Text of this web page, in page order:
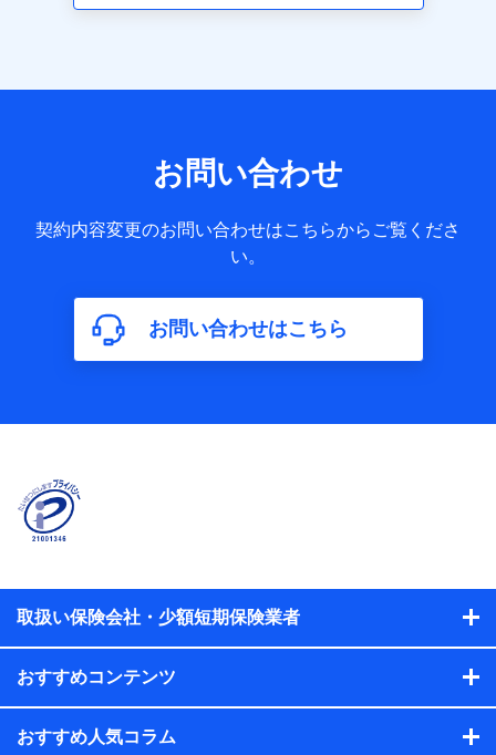
保険関連サービス情報
た情報（氏名、住所、生年月日、性別、保険契約者と被保険
の構造や築年数などの情報、ペットの種類や年齢など）及び
お客様との応対記録 （お客様に提示した比較見積の試算結
歴の情報及び保険の更改案内等を提供した際のメール内容や
送信履歴などの情報）が含まれます。
約に関する情報。例として、保険契約者及び被保険者の氏
名、住所、生年月日、性別、保険契約者と被保険者の関係、
保険加入の目的、保険商品の内容、保険料、保険料のお支払
方法、車のメーカーや走行距離などの情報、建物の構造や築
当社
株式会社NTTドコモ
【利用する者の利用目的】
おけるユーザ登録受付および管理のため
当社又は株式会社NTTドコモと取引のあるもしくは委託を受
けている保険会社・提携会社の保険その他に関する情報を提
供するため、また維持管理等の委託業務遂行のため、またそ
れらに付帯、関連する当社、株式会社NTTドコモおよび提携
会社のサービスを案内、提供するため
（各サービスで取得したサービス利用履歴、ウェブサイトの
閲覧履歴、購買履歴、ご契約内容等のパーソナルデータを分
お問い合わせ
契約内容変更のお問い合わせはこちらからご覧くださ
い。
お問い合わせはこちら
取扱い保険会社・少額短期保険業者
おすすめコンテンツ
おすすめ人気コラム